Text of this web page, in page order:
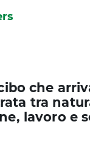
che
tra
lavoro e